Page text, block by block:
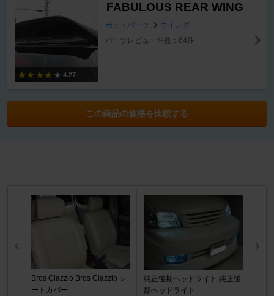
4.27
FABULOUS REAR WING
ボディパーツ
ウイング
パーツレビュー件数：64件
この商品の価格を比較する
Bros Clazzio Bros Clazzio シ
ートカバー
純正後期ヘッドライト 純正後
期ヘッドライト